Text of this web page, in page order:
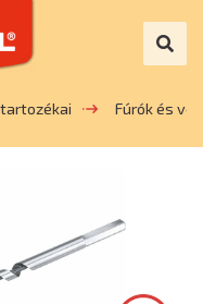
Fúrók és